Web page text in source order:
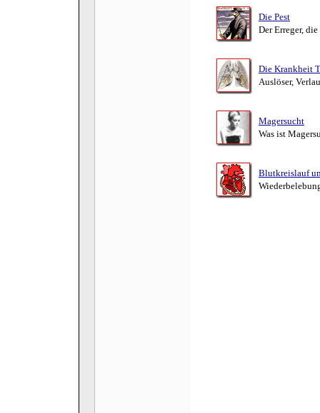
Die Pest
Der Erreger,
Die Krankheit
Auslöser,
Magersucht
Was ist
Blutkreislauf